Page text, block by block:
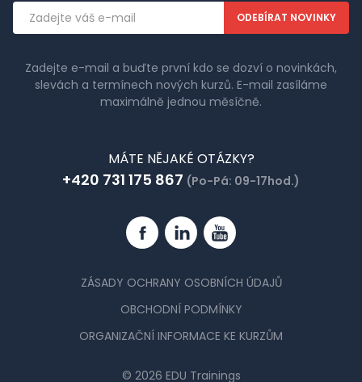
Emailová
adresa
Zadejte e-mail a buďte první kdo se dozví o novinkách,
slevách a termínech nových kurzů. E-mail zasíláme
maximálně jednou měsíčně.
MÁTE NĚJAKÉ OTÁZKY?
+420 731 175 867 (Po-Pá: 09-17hod.)
FacebookLinkedinYouTube
ZÁSADY OCHRANY OSOBNÍCH ÚDAJŮ
OBCHODNÍ PODMÍNKY
ORGANIZAČNÍ INFORMACE KE KURZŮM
© 2026 EDU Trainings